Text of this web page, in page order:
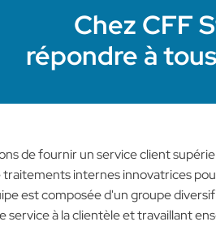
Chez CFF
répondre à
de fournir un service client
internes innovatrices
est composée d'un groupe
service à la clientèle et travaillant